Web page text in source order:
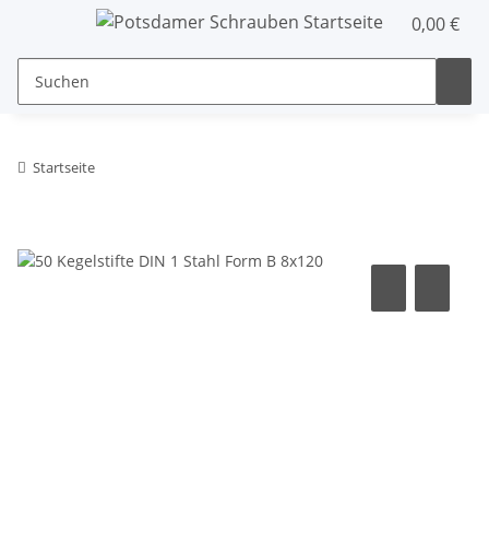
0,00 €
Startseite